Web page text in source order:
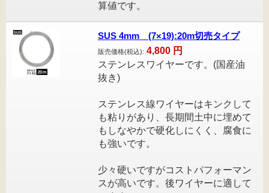
算値です。
SUS 4mm (7×19):20m切売タイプ
販売価格(税込): 4,800 円
ステンレスワイヤーです。(国産油
抜き)
ステンレス線ワイヤーはキンクして
も粘りがあり、長期間土中に埋めて
もしなやかで硬化しにくく、腐食に
も強いです。
少々硬いですがコストパフォーマン
スが高いです。後ワイヤーに適して